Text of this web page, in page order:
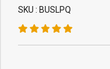
SKU : BUSLPQ